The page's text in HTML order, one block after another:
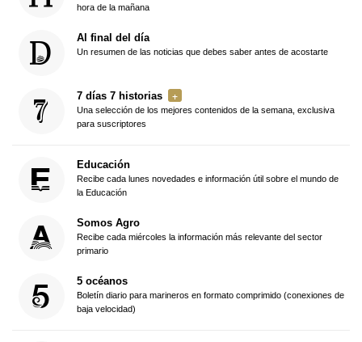
hora de la mañana
Al final del día
Un resumen de las noticias que debes saber antes de acostarte
7 días 7 historias
Una selección de los mejores contenidos de la semana, exclusiva
para suscriptores
Educación
Recibe cada lunes novedades e información útil sobre el mundo de
la Educación
Somos Agro
Recibe cada miércoles la información más relevante del sector
primario
5 océanos
Boletín diario para marineros en formato comprimido (conexiones de
baja velocidad)